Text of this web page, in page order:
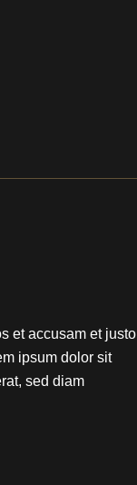
et accusam et justo
ipsum dolor sit
sed diam